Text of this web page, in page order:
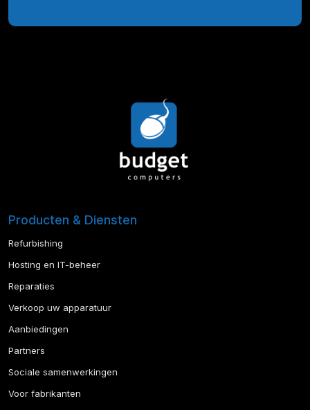
Producten & Diensten
Refurbishing
Hosting en IT-beheer
Reparaties
Verkoop uw apparatuur
Aanbiedingen
Partners
Sociale samenwerkingen
Voor fabrikanten